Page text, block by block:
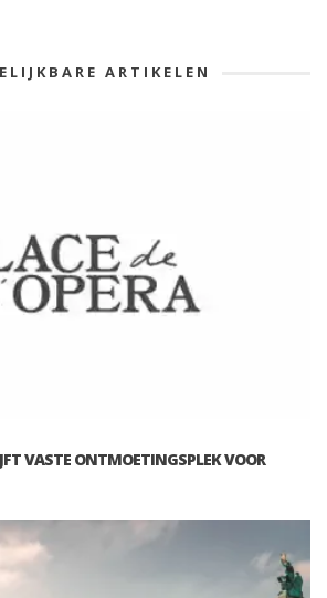
ARTIKELEN
VASTE ONTMOETINGSPLEK VOOR